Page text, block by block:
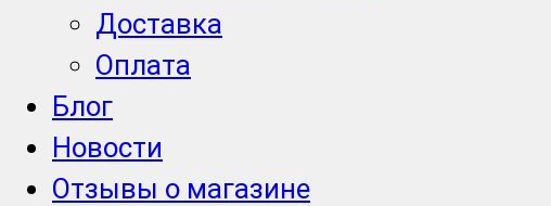
Доставка
Оплата
Блог
Новости
Отзывы о магазине